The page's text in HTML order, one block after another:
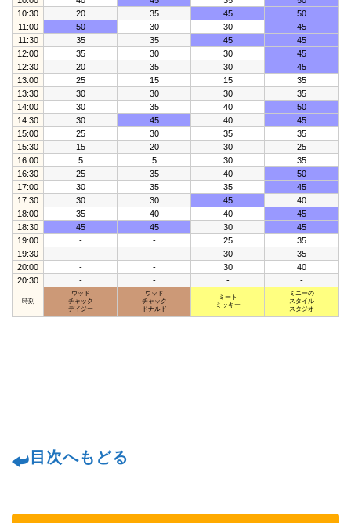
10:30
20 35 45
50
11:00
50 30 30
45
11:30
35 35 45
45
12:00
35 30 30
45
12:30
20 35 30
45
13:00
25 15 15
35
13:30
30 30 30
35
14:00
30 35 40
50
14:30
30 45 40
45
15:00
25 30 35
35
15:30
15 20 30
25
16:00
5 5 30
35
16:30
25 35 40
50
17:00
30 35 35
45
17:30
30 30 45
40
18:00
35 40 40
45
18:30
45 45 30
45
19:00
- - 25
35
19:30
- - 30
35
20:00
- - 30
40
20:30
- - - -
時刻
ウッド
チャック
デイジー
ウッド
チャック
ドナルド
ミート
ミッキー
ミニーの
スタイル
スタジオ
目次へもどる